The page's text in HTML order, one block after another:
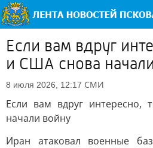
Если вам вдруг
и США снова
8 июля 2026, 12:17 СМИ
Если вам вдруг
начали войну
Иран атаковал военные